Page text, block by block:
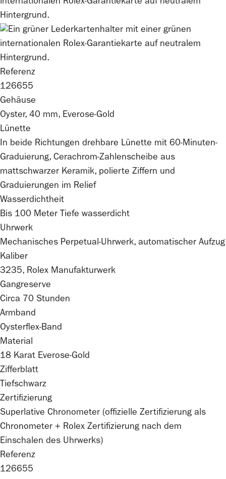
Referenz
126655
Gehäuse
Oyster, 40 mm, Everose-Gold
Lünette
In beide Richtungen drehbare Lünette mit 60-Minuten-
Graduierung, Cerachrom-Zahlenscheibe aus
mattschwarzer Keramik, polierte Ziffern und
Graduierungen im Relief
Wasserdichtheit
Bis 100 Meter Tiefe wasserdicht
Uhrwerk
Mechanisches Perpetual-Uhrwerk, automatischer Aufzug
Kaliber
3235, Rolex Manufakturwerk
Gangreserve
Circa 70 Stunden
Armband
Oysterflex-Band
Material
18 Karat Everose-Gold
Zifferblatt
Tiefschwarz
Zertifizierung
Superlative Chronometer (offizielle Zertifizierung als
Chronometer + Rolex Zertifizierung nach dem
Einschalen des Uhrwerks)
Referenz
126655